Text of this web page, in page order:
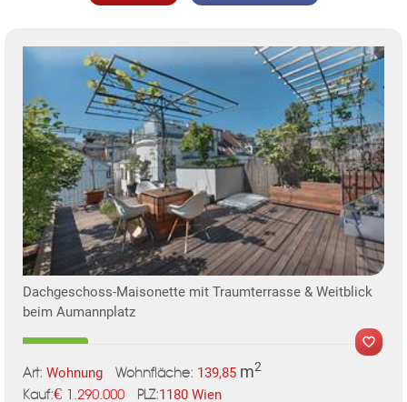
TE
KLIS
Dachgeschoss-Maisonette mit Traumterrasse & Weitblick
beim Aumannplatz
Art: Wohnung Wohnfläche: 139,85 m2
Kauf:€ 1.290.000 PLZ:1180 Wien